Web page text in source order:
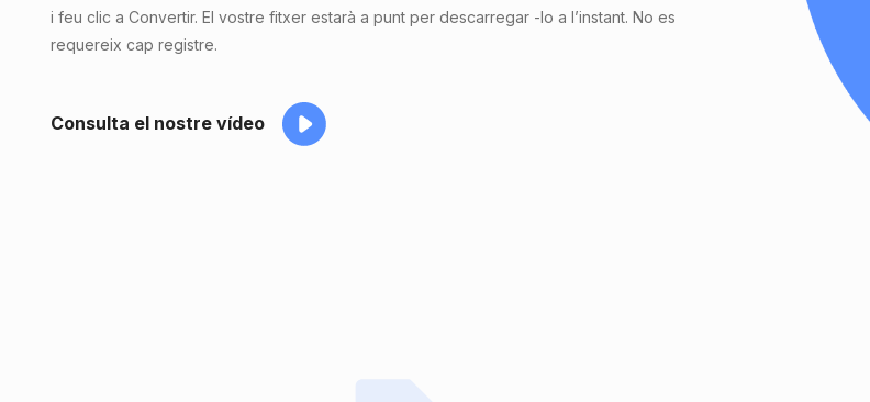
i feu clic a Convertir. El vostre fitxer estarà a punt per descarregar -lo a l’instant. No es
requereix cap registre.
Consulta el nostre vídeo